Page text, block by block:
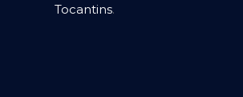
Tocantins.